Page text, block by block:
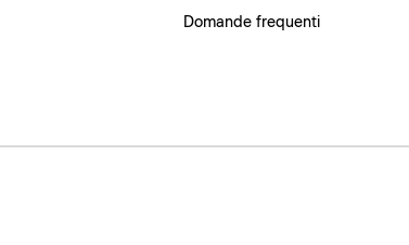
Domande frequenti